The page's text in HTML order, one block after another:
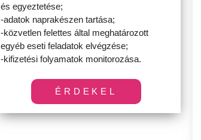
és egyeztetése;
-adatok naprakészen tartása;
-közvetlen felettes által meghatározott
egyéb eseti feladatok elvégzése;
-kifizetési folyamatok monitorozása.
ÉRDEKEL